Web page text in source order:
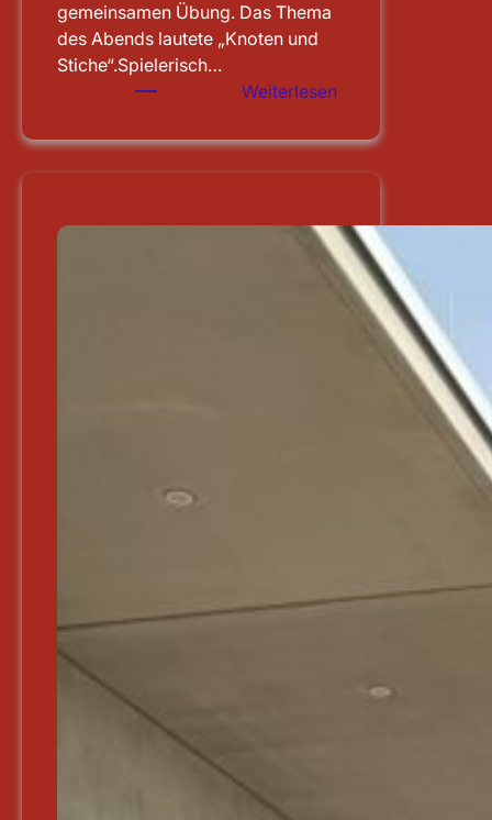
gemeinsamen Übung. Das Thema
des Abends lautete „Knoten und
Stiche“.Spielerisch…
Weiterlesen
der
am
23.04.2026